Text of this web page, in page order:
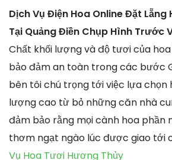
Dịch Vụ Điện Hoa Online Đặt
Tại Quảng Điền Chụp Hình Trước
Chất khối lượng và độ tươi của
bảo đảm an toàn trong các bước
bên tôi chú trọng tới việc lựa chọn
lượng cao từ bỏ những căn nhà
đảm bảo rằng mọi cành hoa phần
thơm ngạt ngào lúc được giao tới
Vụ Hoa Tươi Hương Thủy